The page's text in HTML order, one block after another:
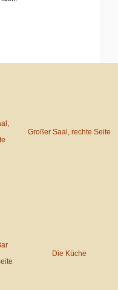
Großer Saal, rechte Seite
Die Küche